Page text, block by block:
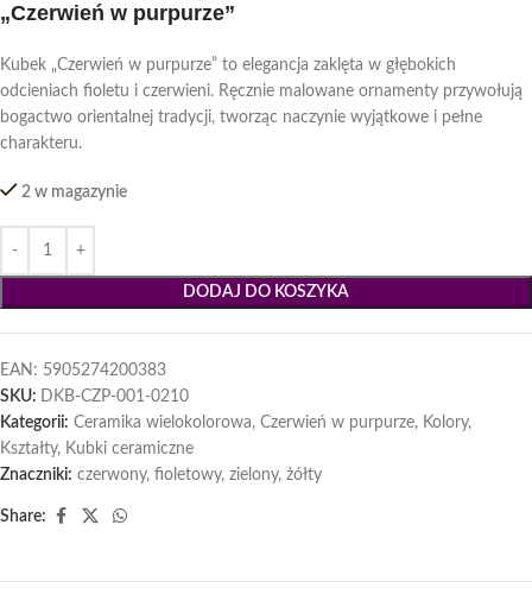
„Czerwień w purpurze”
Kubek „Czerwień w purpurze” to elegancja zaklęta w głębokich
odcieniach fioletu i czerwieni. Ręcznie malowane ornamenty przywołują
bogactwo orientalnej tradycji, tworząc naczynie wyjątkowe i pełne
charakteru.
2 w magazynie
DODAJ DO KOSZYKA
EAN: 5905274200383
SKU: DKB-CZP-001-0210
Kategorii: Ceramika wielokolorowa, Czerwień w purpurze, Kolory,
Kształty, Kubki ceramiczne
Znaczniki: czerwony, fioletowy, zielony, żółty
Share: